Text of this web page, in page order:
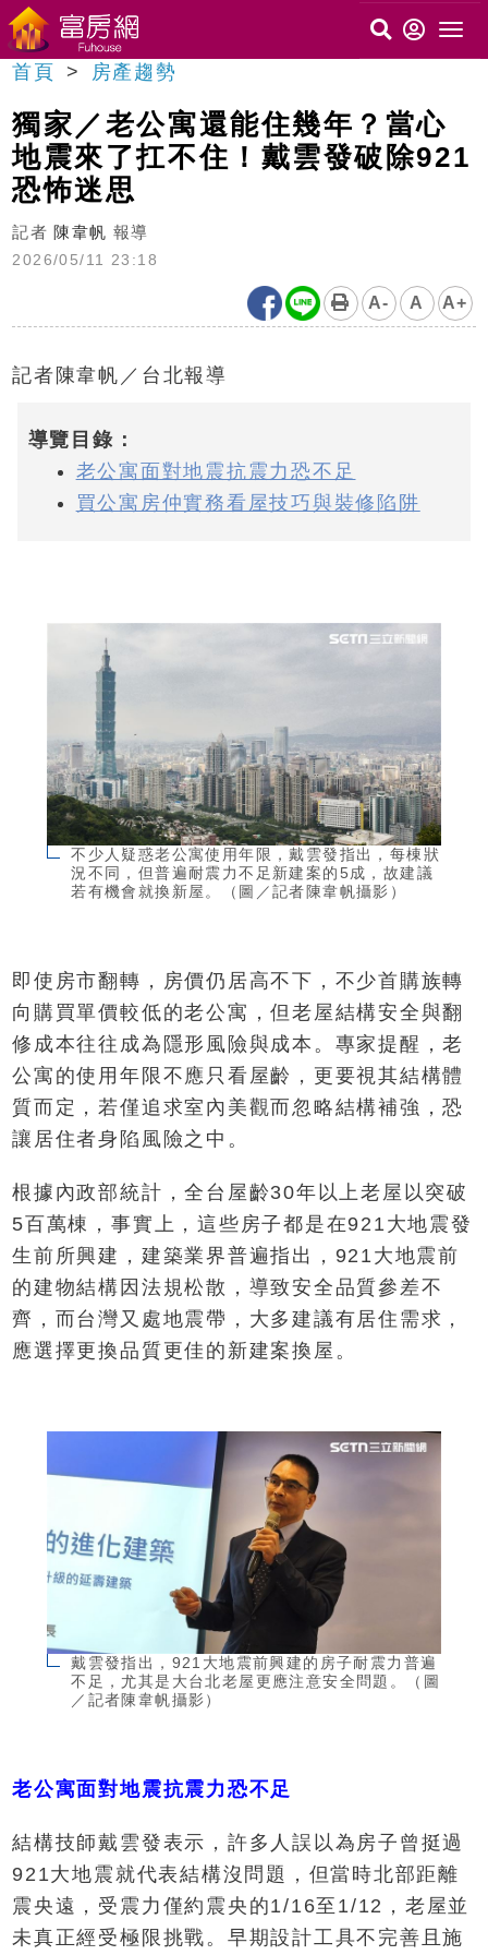
首頁 房產趨勢
獨家／老公寓還能住幾年？當心
地震來了扛不住！戴雲發破除921
恐怖迷思
記者 陳韋帆 報導
2026/05/11 23:18
A- A A+
記者陳韋帆／台北報導
導覽目錄：
老公寓面對地震抗震力恐不足
買公寓房仲實務看屋技巧與裝修陷阱
不少人疑惑老公寓使用年限，戴雲發指出，每棟狀
況不同，但普遍耐震力不足新建案的5成，故建議
若有機會就換新屋。（圖／記者陳韋帆攝影）
即使房市翻轉，房價仍居高不下，不少首購族轉
向購買單價較低的老公寓，但老屋結構安全與翻
修成本往往成為隱形風險與成本。專家提醒，老
公寓的使用年限不應只看屋齡，更要視其結構體
質而定，若僅追求室內美觀而忽略結構補強，恐
讓居住者身陷風險之中。
根據內政部統計，全台屋齡30年以上老屋以突破
5百萬棟，事實上，這些房子都是在921大地震發
生前所興建，建築業界普遍指出，921大地震前
的建物結構因法規松散，導致安全品質參差不
齊，而台灣又處地震帶，大多建議有居住需求，
應選擇更換品質更佳的新建案換屋。
戴雲發指出，921大地震前興建的房子耐震力普遍
不足，尤其是大台北老屋更應注意安全問題。（圖
／記者陳韋帆攝影）
老公寓面對地震抗震力恐不足
結構技師戴雲發表示，許多人誤以為房子曾挺過
921大地震就代表結構沒問題，但當時北部距離
震央遠，受震力僅約震央的1/16至1/12，老屋並
未真正經受極限挑戰。早期設計工具不完善且施